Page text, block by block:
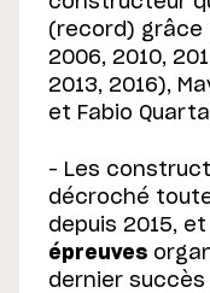
(record) grâce
2006, 2010,
2013, 2016),
et Fabio
– Les
décroché
depuis 2015,
épreuves
dernier succès